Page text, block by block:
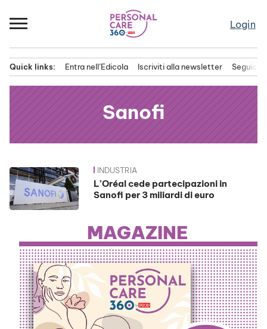
al
Login
principale
Quick links: Entra nell’Edicola Iscriviti alla newsletter Seguici
Sanofi
News INDUSTRIA
L’Oréal cede partecipazioni in
Sanofi per 3 miliardi di euro
MAGAZINE